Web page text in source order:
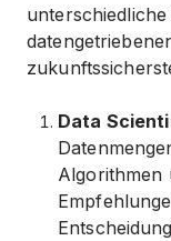
Data
Algorithmen